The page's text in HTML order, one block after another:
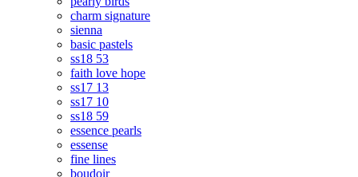
charm signature
sienna
basic pastels
ss18 53
faith love hope
ss17 13
ss17 10
ss18 59
essence pearls
essense
fine lines
boudoir